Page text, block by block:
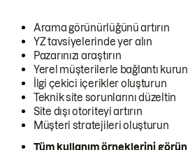
Arama görünürlüğünü artırın
YZ tavsiyelerinde yer alın
Pazarınızı araştırın
Yerel müşterilerle bağlantı kurun
İlgi çekici içerikler oluşturun
Teknik site sorunlarını düzeltin
Site dışı otoriteyi artırın
Müşteri stratejileri oluşturun
Tüm kullanım örneklerini görün